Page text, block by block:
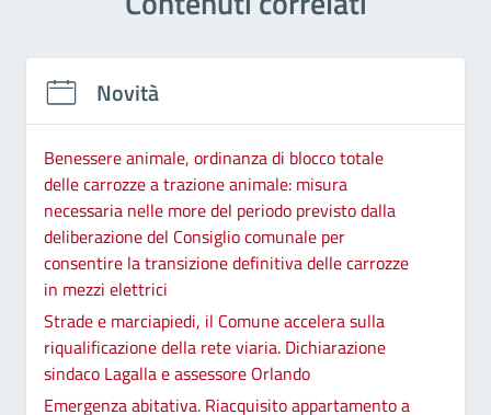
Novità
Benessere animale, ordinanza di blocco totale
delle carrozze a trazione animale: misura
necessaria nelle more del periodo previsto dalla
deliberazione del Consiglio comunale per
consentire la transizione definitiva delle carrozze
in mezzi elettrici
Strade e marciapiedi, il Comune accelera sulla
riqualificazione della rete viaria. Dichiarazione
sindaco Lagalla e assessore Orlando
Emergenza abitativa. Riacquisito appartamento a